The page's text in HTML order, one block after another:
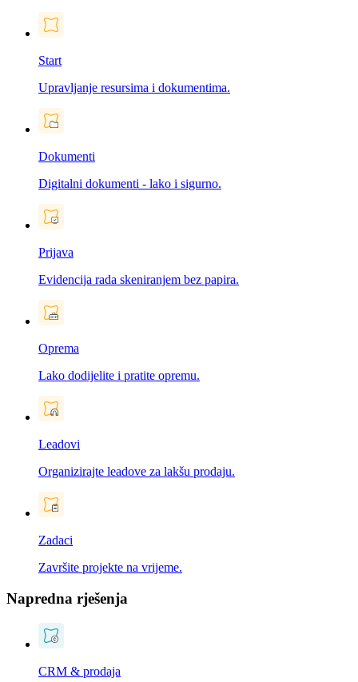
Start
Upravljanje resursima i dokumentima.
Dokumenti
Digitalni dokumenti - lako i sigurno.
Prijava
Evidencija rada skeniranjem bez papira.
Oprema
Lako dodijelite i pratite opremu.
Leadovi
Organizirajte leadove za lakšu prodaju.
Zadaci
Završite projekte na vrijeme.
Napredna rješenja
CRM & prodaja